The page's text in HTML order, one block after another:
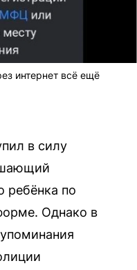
интернет всё ещё
в силу
ребёнка по
Однако в